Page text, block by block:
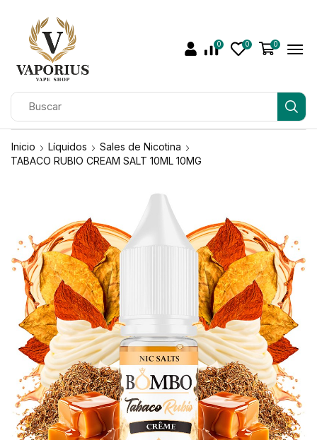
0 0 0
Inicio Líquidos
Sales de Nicotina
TABACO RUBIO CREAM SALT 10ML 10MG